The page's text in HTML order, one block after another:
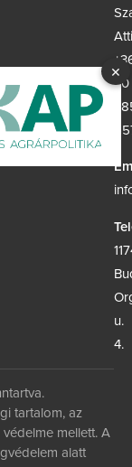
30
u.
4.
tartalom, az
mellett. A
alatt
×